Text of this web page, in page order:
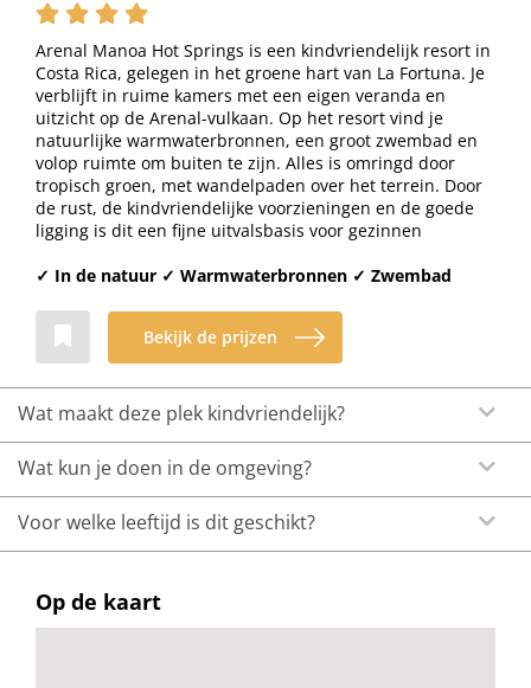
Arenal Manoa Hot Springs is een kindvriendelijk resort in
Costa Rica, gelegen in het groene hart van La Fortuna. Je
verblijft in ruime kamers met een eigen veranda en
uitzicht op de Arenal-vulkaan. Op het resort vind je
natuurlijke warmwaterbronnen, een groot zwembad en
volop ruimte om buiten te zijn. Alles is omringd door
tropisch groen, met wandelpaden over het terrein. Door
de rust, de kindvriendelijke voorzieningen en de goede
ligging is dit een fijne uitvalsbasis voor gezinnen
✓ In de natuur ✓ Warmwaterbronnen ✓ Zwembad
Bekijk de prijzen
Wat maakt deze plek kindvriendelijk?
Wat kun je doen in de omgeving?
Voor welke leeftijd is dit geschikt?
Op de kaart